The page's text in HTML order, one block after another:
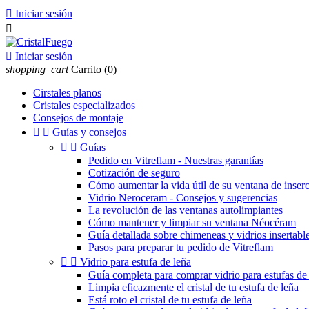
 Iniciar sesión

 Iniciar sesión
shopping_cart Carrito (0)
Cirstales planos
Cristales especializados
Consejos de montaje
  Guías y consejos
  Guías
Pedido en Vitreflam - Nuestras garantías
Cotización de seguro
Cómo aumentar la vida útil de su ventana de
Vidrio Neroceram - Consejos y sugerencias
La revolución de las ventanas autolimpiantes
Cómo mantener y limpiar su ventana Néocéram
Guía detallada sobre chimeneas y vidrios
Pasos para preparar tu pedido de Vitreflam
  Vidrio para estufa de leña
Guía completa para comprar vidrio para estufas de
Limpia eficazmente el cristal de tu estufa de leña
Está roto el cristal de tu estufa de leña